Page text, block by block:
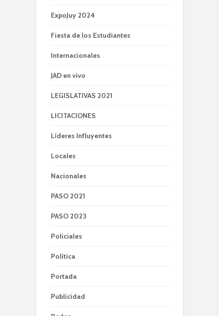
ExpoJuy 2024
Fiesta de los Estudiantes
Internacionales
JAD en vivo
LEGISLATIVAS 2021
LICITACIONES
Líderes Influyentes
Locales
Nacionales
PASO 2021
PASO 2023
Policiales
Política
Portada
Publicidad